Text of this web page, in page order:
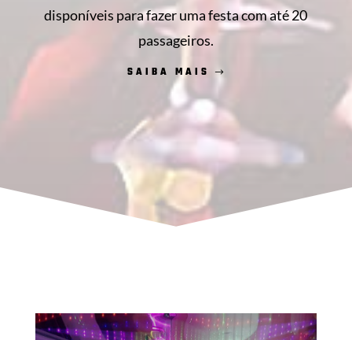
disponíveis para fazer uma festa com até 20
passageiros.
SAIBA MAIS